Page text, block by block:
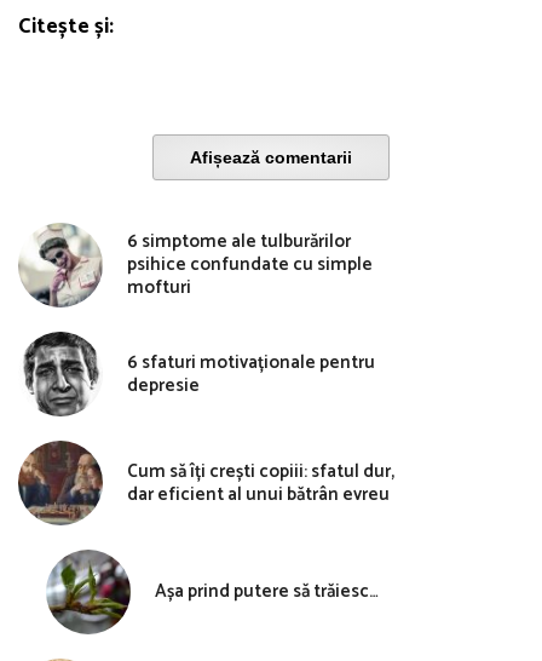
Citește și:
Afișează comentarii
6 simptome ale tulburărilor
psihice confundate cu simple
mofturi
6 sfaturi motivaționale pentru
depresie
Cum să îți crești copiii: sfatul dur,
dar eficient al unui bătrân evreu
Așa prind putere să trăiesc…